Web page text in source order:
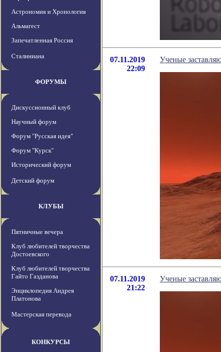
Астрономия и Хронология
Альмагест
Запечатленная Россия
Сталиниана
ФОРУМЫ
Дискуссионный клуб
Научный форум
Форум "Русская идея"
Форум "Курск"
Исторический форум
Детский форум
КЛУБЫ
Пятничные вечера
Клуб любителей творчества
Достоевского
Клуб любителей творчества
Гайто Газданова
Энциклопедия Андрея
Платонова
Мастерская перевода
КОНКУРСЫ
07.11.2019
22:09
Ученые
07.11.2019
21:22
Ученые